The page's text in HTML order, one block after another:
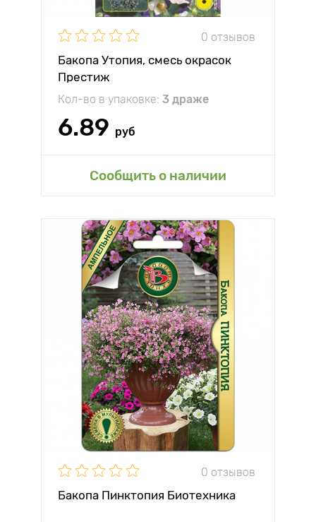
0 отзывов
Бакопа Утопия, смесь окрасок
Престиж
Кол-во в упаковке: 3 драже
6.89 руб
Сообщить о наличии
0 отзывов
Бакопа Пинктопия Биотехника